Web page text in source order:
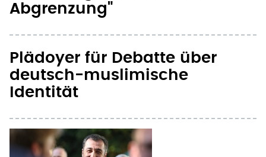
Abgrenzung"
Plädoyer für Debatte über
deutsch-muslimische
Identität